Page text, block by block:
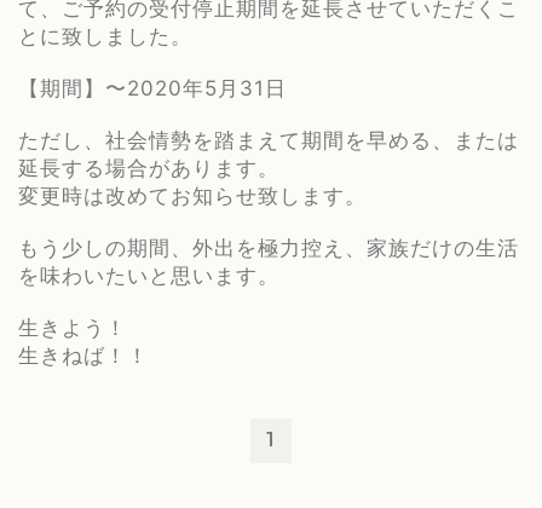
て、ご予約の受付停止期間を延長させていただくこ
とに致しました。
【期間】〜2020年5 月 31 日
ただし、社会情勢を踏まえて期間を早める、または
延長する場合があります。
変更時は改めてお知らせ致します。
もう少しの期間、外出を極力控え、家族だけの生活
を味わいたいと思います。
生きよう！
生きねば！！
1